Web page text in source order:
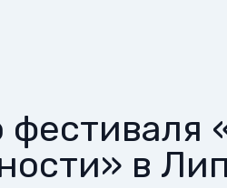
фестиваля
в